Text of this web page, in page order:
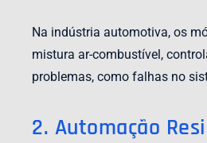
Na indústria automotiva, os
mistura ar-combustível,
problemas, como falhas no
2. Automação